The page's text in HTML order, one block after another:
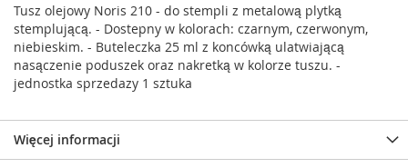
Tusz olejowy Noris 210 - do stempli z metalową plytką
stemplującą. - Dostepny w kolorach: czarnym, czerwonym,
niebieskim. - Buteleczka 25 ml z koncówką ulatwiającą
nasączenie poduszek oraz nakretką w kolorze tuszu. -
jednostka sprzedazy 1 sztuka
Więcej informacji